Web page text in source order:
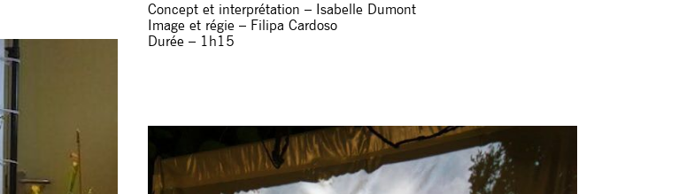
Concept et interprétation – Isabelle Dumont
Image et régie – Filipa Cardoso
Durée – 1h15